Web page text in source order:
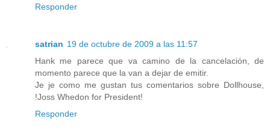
Responder
satrian 19 de octubre de 2009 a las 11:57
Hank me parece que va camino de la cancelación, de
momento parece que la van a dejar de emitir.
Je je como me gustan tus comentarios sobre Dollhouse,
!Joss Whedon for President!
Responder